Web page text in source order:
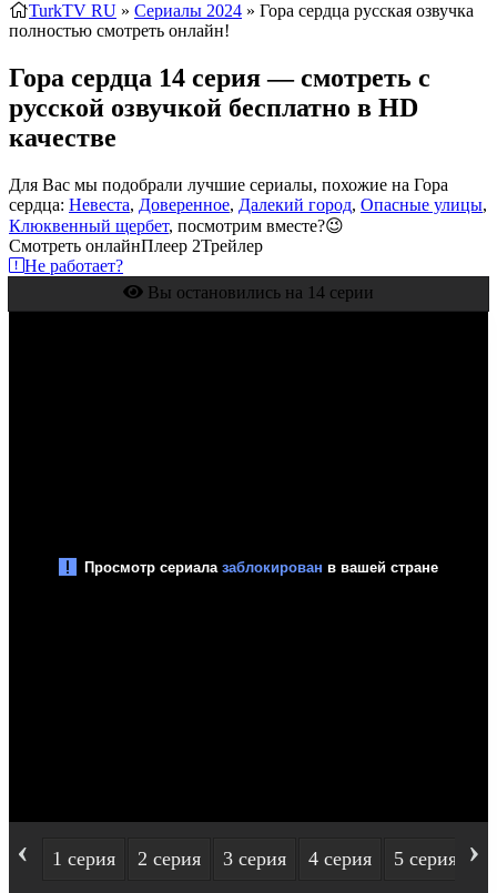
TurkTV RU » Сериалы 2024 » Гора сердца русская озвучка
полностью смотреть онлайн!
Гора сердца 14 серия — смотреть с
русской озвучкой бесплатно в HD
качестве
Для Вас мы подобрали лучшие сериалы, похожие на Гора
сердца: Невеста, Доверенное, Далекий город, Опасные улицы,
Клюквенный щербет, посмотрим вместе?😉
Смотреть онлайнПлеер 2Трейлер
Не работает?
Вы остановились на 14 серии
‹ 1 серия 2 серия 3 серия 4 серия 5 серия ›